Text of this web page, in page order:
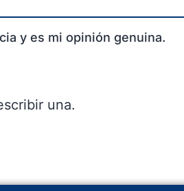
y es mi opinión genuina.
una.